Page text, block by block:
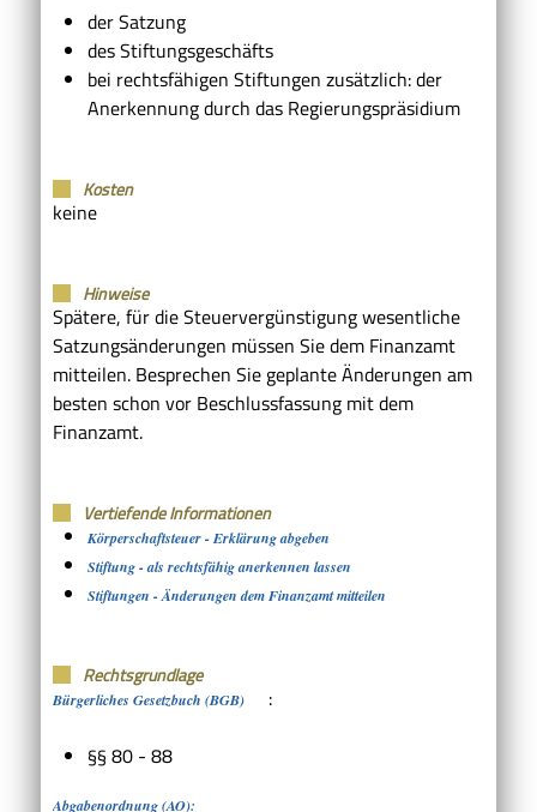
der Satzung
des Stiftungsgeschäfts
bei rechtsfähigen Stiftungen zusätzlich: der
Anerkennung durch das Regierungspräsidium
Kosten
keine
Hinweise
Spätere, für die Steuervergünstigung wesentliche
Satzungsänderungen müssen Sie dem Finanzamt
mitteilen. Besprechen Sie geplante Änderungen am
besten schon vor Beschlussfassung mit dem
Finanzamt.
Vertiefende Informationen
Körperschaftsteuer - Erklärung abgeben
Stiftung - als rechtsfähig anerkennen lassen
Stiftungen - Änderungen dem Finanzamt mitteilen
Rechtsgrundlage
Bürgerliches Gesetzbuch (BGB)
:
§§ 80 - 88
Abgabenordnung (AO):